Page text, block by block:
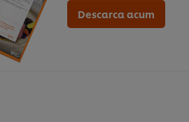
Descarca acum